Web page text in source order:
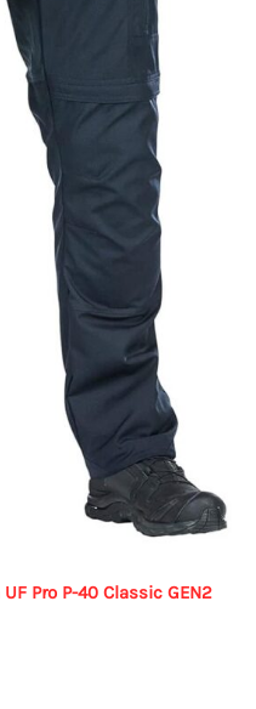
Pro P-40 Classic GEN2